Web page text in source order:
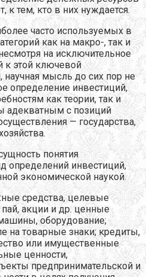
к тем, кто в них нуждается.
часто используемых в
как на макро-, так и
на исключительное
к этой ключевой
научная мысль до сих пор не
определение инвестиций,
как теории, так и
адекватным с позиций
— государства,
понятия
определений инвестиций,
экономической наукой.
средства, целевые
акции и др. ценные
оборудование;
на товарные знаки; кредиты,
или имущественные
ценности,
предпринимательской и